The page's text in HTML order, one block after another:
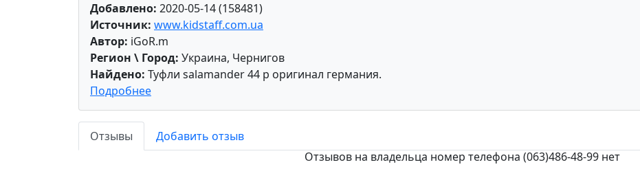
Добавлено: 2020-05-14 (158481)
Источник: www.kidstaff.com.ua
Автор: iGoR.m
Регион \ Город: Украина, Чернигов
Найдено: Туфли salamander 44 р оригинал германия.
Подробнее
Отзывы
Добавить отзыв
Отзывов на владельца номер телефона (063)486-48-99 нет